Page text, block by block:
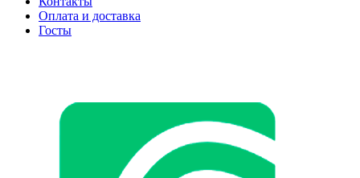
Оплата и доставка
Госты